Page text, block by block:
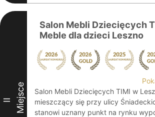
II Miejsce
Salon Mebli Dziecięcych
Meble dla dzieci Leszno
Salon Mebli Dziecięcych TIMI w
mieszczący się przy ulicy
stanowi uznany punkt na rynku